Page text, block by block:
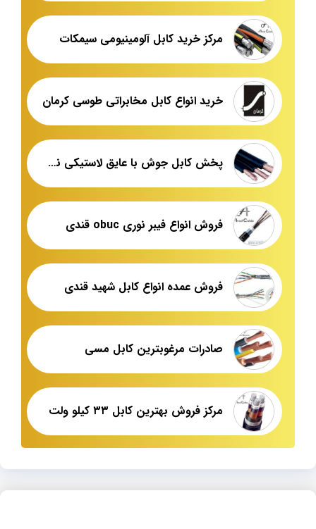
مرکز خرید کابل آلومینیومی سیمکات
خرید انواع کابل مخابراتی طوسی کرمان
پخش کابل جوش با عایق لاستیکی نسوز
فروش انواع فیبر نوری obuc قندی
فروش عمده انواع کابل شهید قندی
صادرات مرغوبترین کابل مسی
مرکز فروش بهترین کابل ۳۳ کیلو ولت